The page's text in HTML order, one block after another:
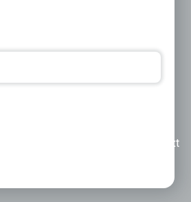
Next